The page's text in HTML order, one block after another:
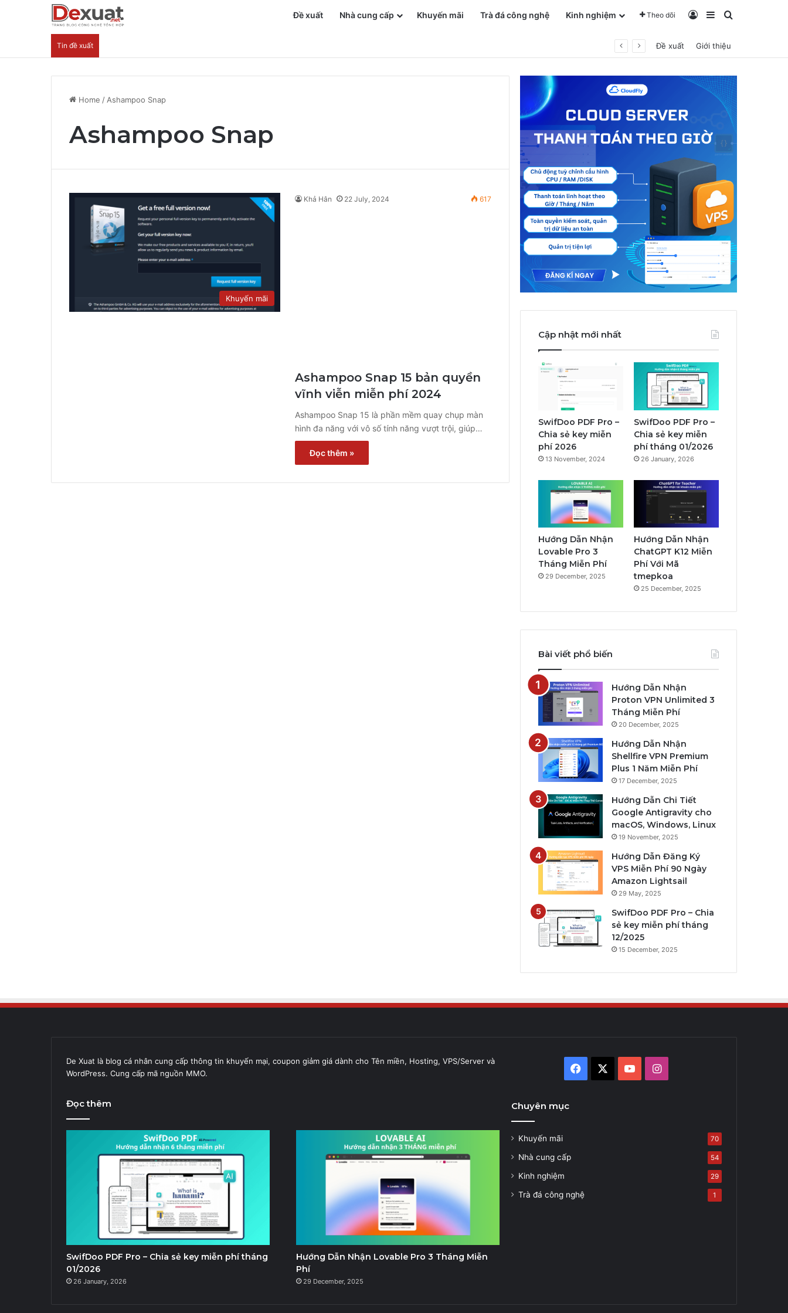
Đề xuất Nhà cung cấp Khuyến mãi Trà đá công nghệ Kinh nghiệm Theo dõi Log InSidebarTìm kiếm
Tin đề xuất Đề xuất Giới thiệu
Home / Ashampoo Snap
Ashampoo Snap
Khuyến mãi
Khả Hân 22 July, 2024 617
Ashampoo Snap 15 bản quyền
vĩnh viễn miễn phí 2024
Ashampoo Snap 15 là phần mềm quay chụp màn
hình đa năng với vô số tính năng vượt trội, giúp…
Đọc thêm »
Cập nhật mới nhất
SwifDoo PDF Pro –
Chia sẻ key miễn
phí 2026
13 November, 2024
SwifDoo PDF Pro –
Chia sẻ key miễn
phí tháng 01/2026
26 January, 2026
Hướng Dẫn Nhận
Lovable Pro 3
Tháng Miễn Phí
29 December, 2025
Hướng Dẫn Nhận
ChatGPT K12 Miễn
Phí Với Mã
tmepkoa
25 December, 2025
Bài viết phổ biến
Hướng Dẫn Nhận
Proton VPN Unlimited 3
Tháng Miễn Phí
20 December, 2025
Hướng Dẫn Nhận
Shellfire VPN Premium
Plus 1 Năm Miễn Phí
17 December, 2025
Hướng Dẫn Chi Tiết
Google Antigravity cho
macOS, Windows, Linux
19 November, 2025
Hướng Dẫn Đăng Ký
VPS Miễn Phí 90 Ngày
Amazon Lightsail
29 May, 2025
SwifDoo PDF Pro – Chia
sẻ key miễn phí tháng
12/2025
15 December, 2025
De Xuat là blog cá nhân cung cấp thông tin khuyến mại, coupon giảm giá dành cho Tên miền, Hosting, VPS/Server và
WordPress. Cung cấp mã nguồn MMO.
Đọc thêm
SwifDoo PDF Pro – Chia sẻ key miễn phí tháng
01/2026
26 January, 2026
Hướng Dẫn Nhận Lovable Pro 3 Tháng Miễn
Phí
29 December, 2025
Facebook YouTubeInstagram
Chuyên mục
Khuyến mãi 70
Nhà cung cấp 54
Kinh nghiệm 29
Trà đá công nghệ 1